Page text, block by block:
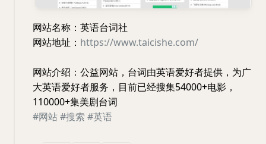
网站名称：英语台词社
网站地址： https://www.taicishe.com/
网站介绍：公益网站，台词由英语爱好者提供，为广
大英语爱好者服务，目前已经搜集54000+电影，
110000+集美剧台词
#网站#搜索 #英语